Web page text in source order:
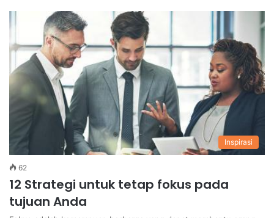
Inspirasi
62
12 Strategi untuk tetap fokus pada
tujuan Anda